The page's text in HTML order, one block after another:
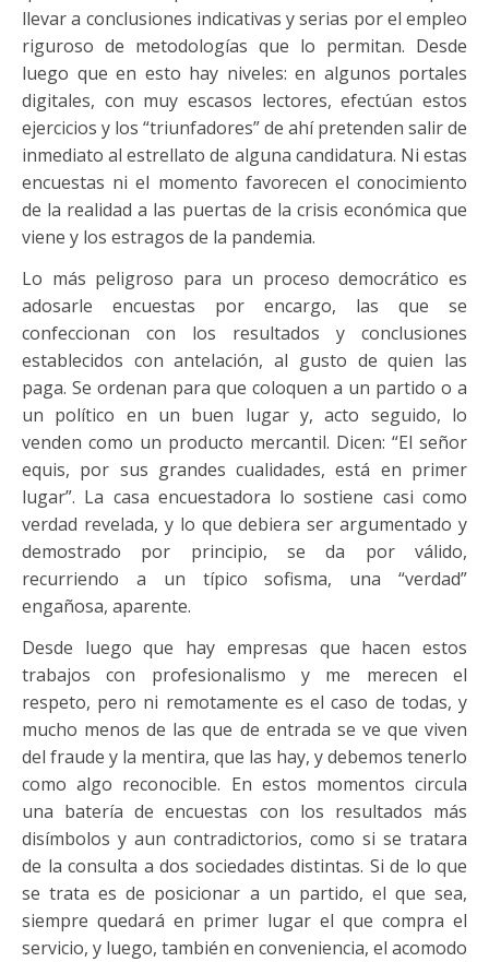
llevar a conclusiones indicativas y serias por el empleo
riguroso de metodologías que lo permitan. Desde
luego que en esto hay niveles: en algunos portales
digitales, con muy escasos lectores, efectúan estos
ejercicios y los “triunfadores” de ahí pretenden salir de
inmediato al estrellato de alguna candidatura. Ni estas
encuestas ni el momento favorecen el conocimiento
de la realidad a las puertas de la crisis económica que
viene y los estragos de la pandemia.
Lo más peligroso para un proceso democrático es
adosarle encuestas por encargo, las que se
confeccionan con los resultados y conclusiones
establecidos con antelación, al gusto de quien las
paga. Se ordenan para que coloquen a un partido o a
un político en un buen lugar y, acto seguido, lo
venden como un producto mercantil. Dicen: “El señor
equis, por sus grandes cualidades, está en primer
lugar”. La casa encuestadora lo sostiene casi como
verdad revelada, y lo que debiera ser argumentado y
demostrado por principio, se da por válido,
recurriendo a un típico sofisma, una “verdad”
engañosa, aparente.
Desde luego que hay empresas que hacen estos
trabajos con profesionalismo y me merecen el
respeto, pero ni remotamente es el caso de todas, y
mucho menos de las que de entrada se ve que viven
del fraude y la mentira, que las hay, y debemos tenerlo
como algo reconocible. En estos momentos circula
una batería de encuestas con los resultados más
disímbolos y aun contradictorios, como si se tratara
de la consulta a dos sociedades distintas. Si de lo que
se trata es de posicionar a un partido, el que sea,
siempre quedará en primer lugar el que compra el
servicio, y luego, también en conveniencia, el acomodo